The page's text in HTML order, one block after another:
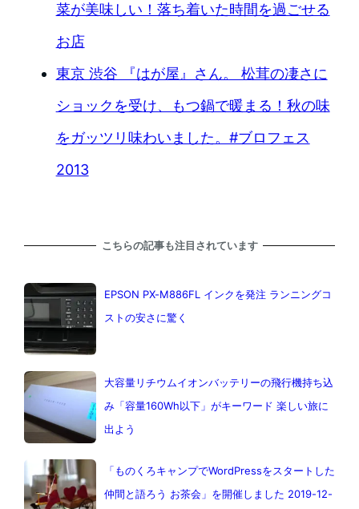
菜が美味しい！落ち着いた時間を過ごせる
お店
東京 渋谷 『はが屋』さん。 松茸の凄さに
ショックを受け、もつ鍋で暖まる！秋の味
をガッツリ味わいました。#ブロフェス
2013
こちらの記事も注目されています
EPSON PX-M886FL インクを発注 ランニングコ
ストの安さに驚く
大容量リチウムイオンバッテリーの飛行機持ち込
み「容量160Wh以下」がキーワード 楽しい旅に
出よう
「ものくろキャンプでWordPressをスタートした
仲間と語ろう お茶会」を開催しました 2019-12-